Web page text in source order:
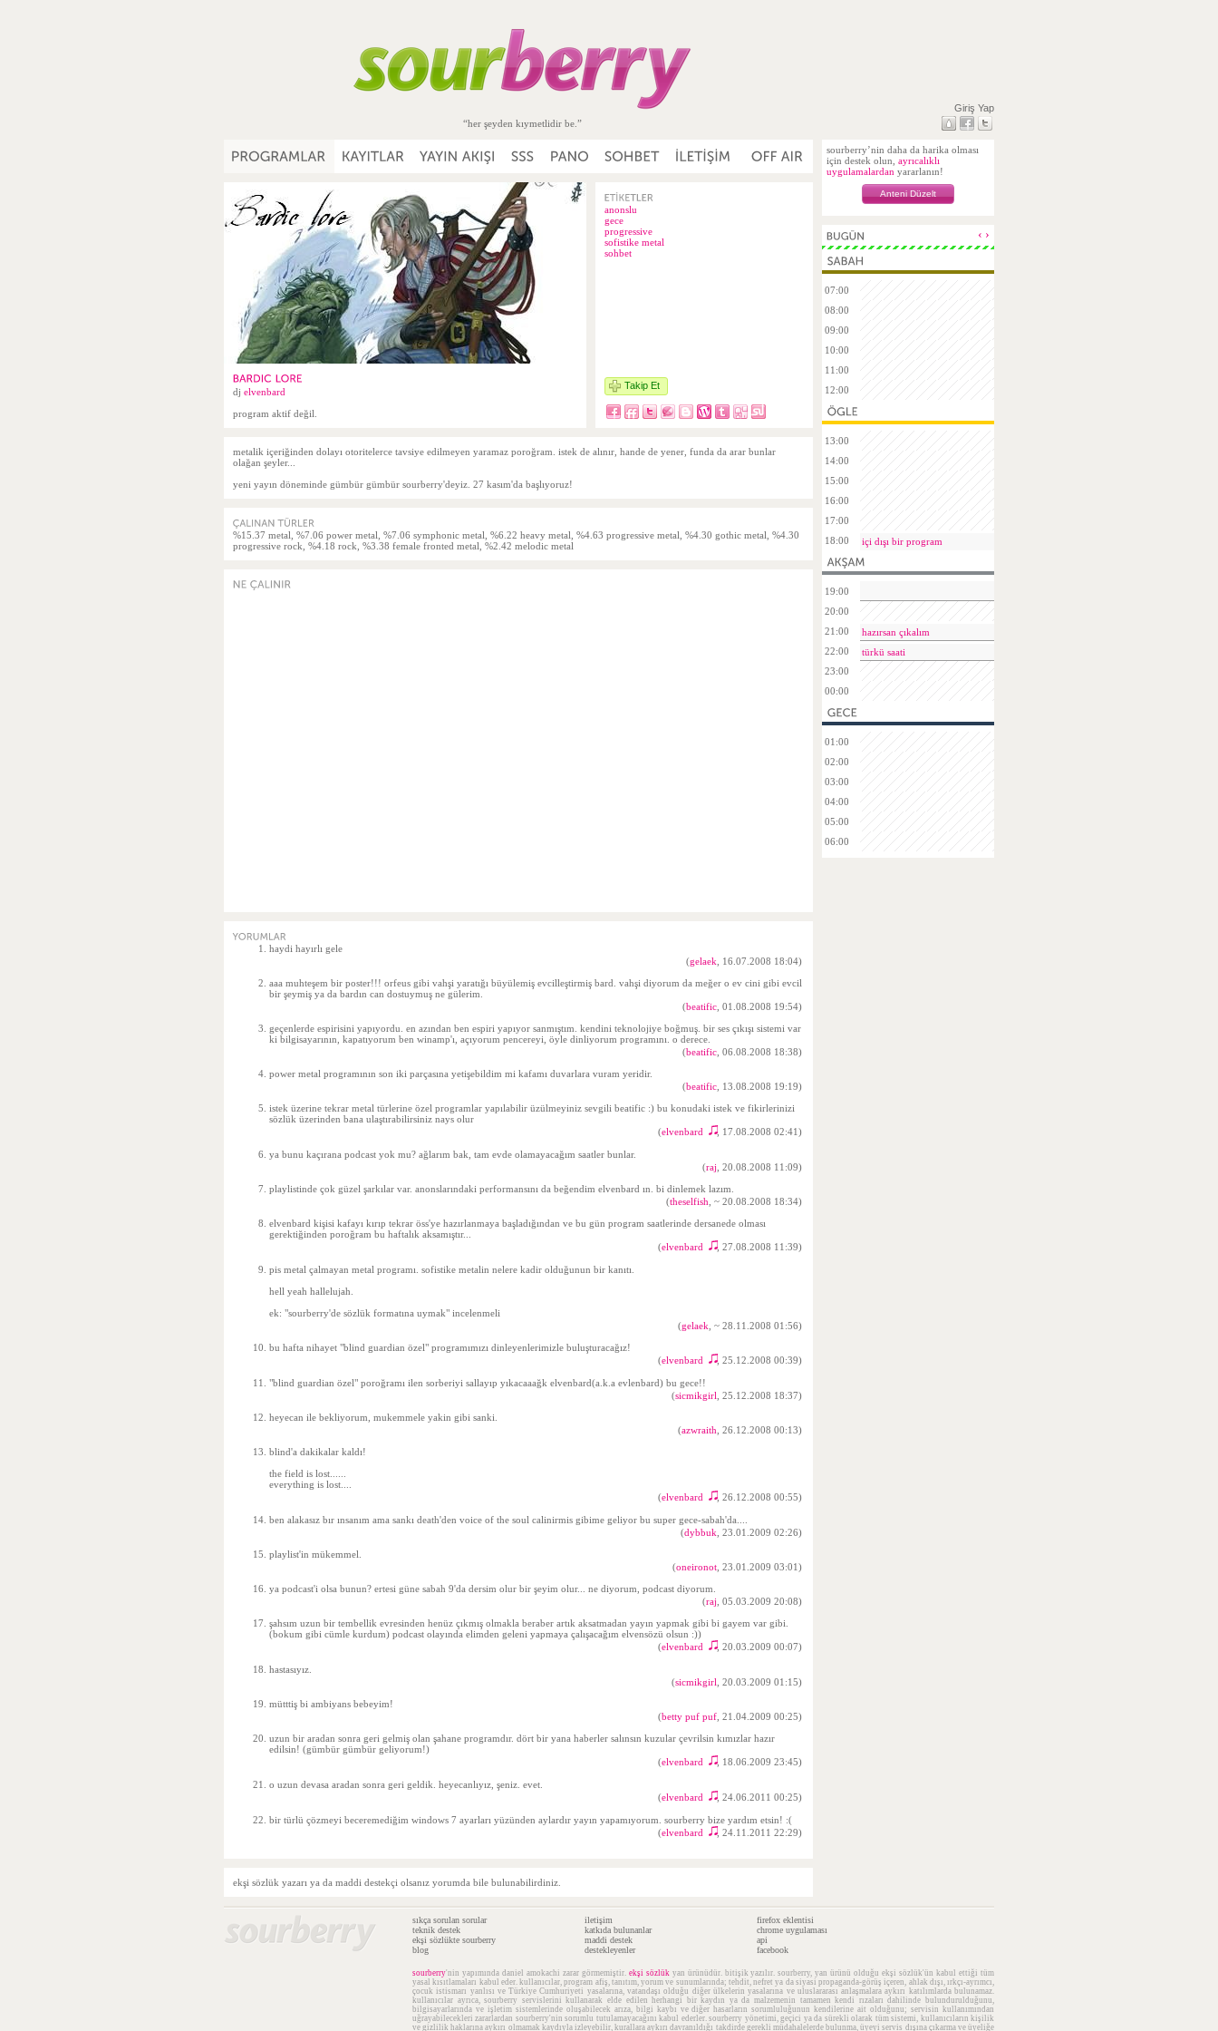
“her şeyden kıymetlidir be.”
Giriş Yap
dj elvenbard
program aktif değil.
anonslu
gece
progressive
sofistike metal
sohbet
Takip Et
metalik içeriğinden dolayı otoritelerce tavsiye edilmeyen yaramaz poroğram. istek de alınır, hande de yener, funda da arar bunlar
olağan şeyler...
yeni yayın döneminde gümbür gümbür sourberry'deyiz. 27 kasım'da başlıyoruz!
%15.37 metal, %7.06 power metal, %7.06 symphonic metal, %6.22 heavy metal, %4.63 progressive metal, %4.30 gothic metal, %4.30
progressive rock, %4.18 rock, %3.38 female fronted metal, %2.42 melodic metal
haydi hayırlı gele
(gelaek , 16.07.2008 18:04)
aaa muhteşem bir poster!!! orfeus gibi vahşi yaratığı büyülemiş evcilleştirmiş bard. vahşi diyorum da meğer o ev cini gibi evcil
bir şeymiş ya da bardın can dostuymuş ne gülerim.
(beatific , 01.08.2008 19:54)
geçenlerde espirisini yapıyordu. en azından ben espiri yapıyor sanmıştım. kendini teknolojiye boğmuş. bir ses çıkışı sistemi var
ki bilgisayarının, kapatıyorum ben winamp'ı, açıyorum pencereyi, öyle dinliyorum programını. o derece.
(beatific , 06.08.2008 18:38)
power metal programının son iki parçasına yetişebildim mi kafamı duvarlara vuram yeridir.
(beatific , 13.08.2008 19:19)
istek üzerine tekrar metal türlerine özel programlar yapılabilir üzülmeyiniz sevgili beatific :) bu konudaki istek ve fikirlerinizi
sözlük üzerinden bana ulaştırabilirsiniz nays olur
(elvenbard , 17.08.2008 02:41)
ya bunu kaçırana podcast yok mu? ağlarım bak, tam evde olamayacağım saatler bunlar.
(raj , 20.08.2008 11:09)
playlistinde çok güzel şarkılar var. anonslarındaki performansını da beğendim elvenbard ın. bi dinlemek lazım.
(theselfish ~ 20.08.2008 18:34)
elvenbard kişisi kafayı kırıp tekrar öss'ye hazırlanmaya başladığından ve bu gün program saatlerinde dersanede olması
gerektiğinden poroğram bu haftalık aksamıştır...
(elvenbard , 27.08.2008 11:39)
pis metal çalmayan metal programı. sofistike metalin nelere kadir olduğunun bir kanıtı.
hell yeah hallelujah.
ek: "sourberry'de sözlük formatına uymak" incelenmeli
(gelaek ~ 28.11.2008 01:56)
bu hafta nihayet "blind guardian özel" programımızı dinleyenlerimizle buluşturacağız!
(elvenbard , 25.12.2008 00:39)
"blind guardian özel" poroğramı ilen sorberiyi sallayıp yıkacaaağk elvenbard(a.k.a evlenbard) bu gece!!
(sicmikgirl , 25.12.2008 18:37)
heyecan ile bekliyorum, mukemmele yakin gibi sanki.
(azwraith , 26.12.2008 00:13)
blind'a dakikalar kaldı!
the field is lost......
everything is lost....
(elvenbard , 26.12.2008 00:55)
ben alakasız bır ınsanım ama sankı death'den voice of the soul calinirmis gibime geliyor bu super gece-sabah'da....
(dybbuk , 23.01.2009 02:26)
playlist'in mükemmel.
(oneironot , 23.01.2009 03:01)
ya podcast'i olsa bunun? ertesi güne sabah 9'da dersim olur bir şeyim olur... ne diyorum, podcast diyorum.
(raj , 05.03.2009 20:08)
şahsım uzun bir tembellik evresinden henüz çıkmış olmakla beraber artık aksatmadan yayın yapmak gibi bi gayem var gibi.
(bokum gibi cümle kurdum) podcast olayında elimden geleni yapmaya çalışacağım elvensözü olsun :))
(elvenbard , 20.03.2009 00:07)
hastasıyız.
(sicmikgirl , 20.03.2009 01:15)
mütttiş bi ambiyans bebeyim!
(betty puf puf , 21.04.2009 00:25)
uzun bir aradan sonra geri gelmiş olan şahane programdır. dört bir yana haberler salınsın kuzular çevrilsin kımızlar hazır
edilsin! (gümbür gümbür geliyorum!)
(elvenbard , 18.06.2009 23:45)
o uzun devasa aradan sonra geri geldik. heyecanlıyız, şeniz. evet.
(elvenbard , 24.06.2011 00:25)
bir türlü çözmeyi beceremediğim windows 7 ayarları yüzünden aylardır yayın yapamıyorum. sourberry bize yardım etsin! :(
(elvenbard , 24.11.2011 22:29)
ekşi sözlük yazarı ya da maddi destekçi olsanız yorumda bile bulunabilirdiniz.
sourberry’nin daha da harika olması
için destek olun, ayrıcalıklı
uygulamalardan yararlanın!
Anteni Düzelt
‹ ›
07:00
08:00
09:00
10:00
11:00
12:00
13:00
14:00
15:00
16:00
17:00
18:00
içi dışı bir program
19:00
20:00
21:00
hazırsan çıkalım
22:00
türkü saati
23:00
00:00
01:00
02:00
03:00
04:00
05:00
06:00
sıkça sorulan sorular
teknik destek
ekşi sözlükte sourberry
blog
iletişim
katkıda bulunanlar
maddi destek
destekleyenler
firefox eklentisi
chrome uygulaması
api
facebook
sourberry'nin yapımında daniel amokachi zarar görmemiştir. ekşi sözlükyan ürünüdür. bitişik yazılır. sourberry, yan ürünü olduğu ekşi sözlük'ün kabul ettiği tüm
yasal kısıtlamaları kabul eder. kullanıcılar, program afiş, tanıtım, yorum ve sunumlarında; tehdit, nefret ya da siyasi propaganda-görüş içeren, ahlak dışı, ırkçı-ayrımcı,
çocuk istismarı yanlısı ve Türkiye Cumhuriyeti yasalarına, vatandaşı olduğu diğer ülkelerin yasalarına ve uluslararası anlaşmalara aykırı katılımlarda bulunamaz.
kullanıcılar ayrıca, sourberry servislerini kullanarak elde edilen herhangi bir kaydın ya da malzemenin tamamen kendi rızaları dahilinde bulundurulduğunu,
bilgisayarlarında ve işletim sistemlerinde oluşabilecek arıza, bilgi kaybı ve diğer hasarların sorumluluğunun kendilerine ait olduğunu; servisin kullanımından
uğrayabilecekleri zararlardan sourberry'nin sorumlu tutulamayacağını kabul ederler. sourberry yönetimi, geçici ya da sürekli olarak tüm sistemi, kullanıcıların kişilik
ve gizlilik haklarına aykırı olmamak kaydıyla izleyebilir, kurallara aykırı davranıldığı takdirde gerekli müdahalelerde bulunma, üyeyi servis dışına çıkarma ve üyeliğe